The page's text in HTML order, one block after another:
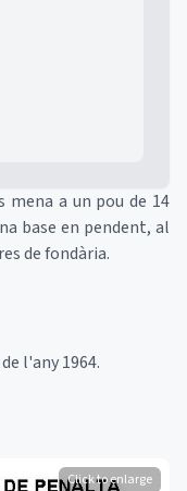
mena a un pou de 14
base en pendent, al
de fondària.
l'any 1964.
Click to enlarge